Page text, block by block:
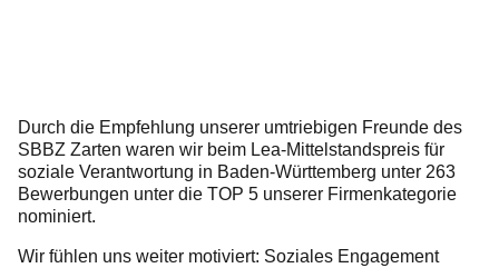
Durch die Empfehlung unserer umtriebigen Freunde des
SBBZ Zarten waren wir beim Lea-Mittelstandspreis für
soziale Verantwortung in Baden-Württemberg unter 263
Bewerbungen unter die TOP 5 unserer Firmenkategorie
nominiert.
Wir fühlen uns weiter motiviert: Soziales Engagement